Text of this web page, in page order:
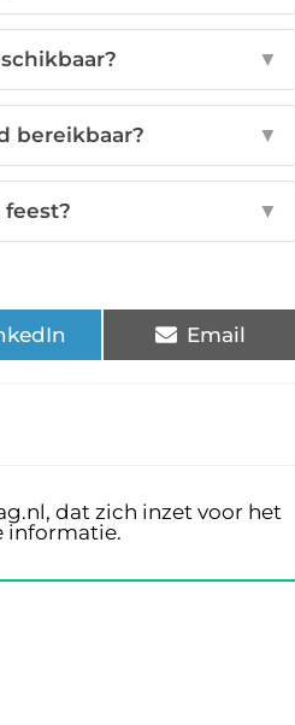
▼
bereikbaar? ▼
▼
Email
dat zich inzet voor het
informatie.